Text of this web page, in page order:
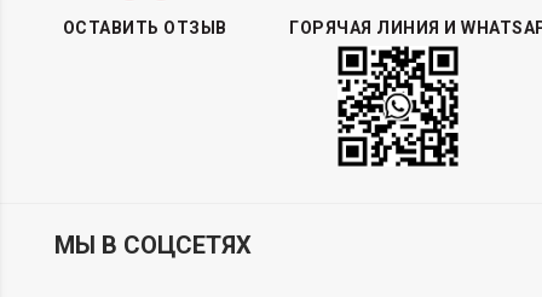
ОСТАВИТЬ ОТЗЫВ ГОРЯЧАЯ ЛИНИЯ И
МЫ В СОЦСЕТЯХ